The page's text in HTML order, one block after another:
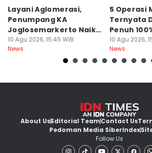
Layani Aglomerasi,
Penumpang KA
Joglosemarkerto Naik
10,29 Persen
10 Agu 2026, 15:45 WIB
News
5 Operasi
Ternyata
Penuh
Pasang
10 Agu 2026,
News
About UsEditorial TeamContact Us
Pedoman Media SiberIndex
Follow Us